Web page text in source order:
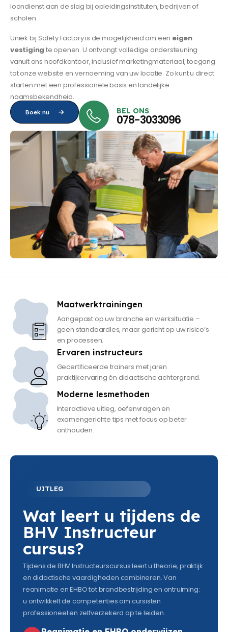
loondienst aan de slag bij opleidingsinstituten, bedrijven of
scholen.
Uniek bij Safety Factory is de mogelijkheid om een eigen
vestiging te openen. U ontvangt volledige ondersteuning
vanuit ons hoofdkantoor, inclusief marketingmateriaal, toegang
tot onze website en vernoeming van uw locatie. Zo kunt u direct
starten met een professionele basis en landelijke
naamsbekendheid.
Boek nu BEL ONS
078-3033096
Maatwerktrainingen
Aangepast op uw branche en werksituatie –
geen standaardles, maar gericht op uw risico’s
en processen.
Ervaren instructeurs
Gecertificeerde trainers met jaren
praktijkervaring én didactische achtergrond.
Moderne lesmethoden
Interactieve uitleg, oefenvragen en
examengerichte tips met focus op beter
onthouden.
UITLEG
Wat leert u tijdens de
BHV Instructeur
cursus?
Tijdens de BHV Instructeurscursus leert u theorie, praktijk
en didactische vaardigheden combineren. Van
reanimatie en EHBO tot brandbestrijding en ontruiming:
u ontwikkelt de competenties om cursisten
professioneel en zelfverzekerd op te leiden.